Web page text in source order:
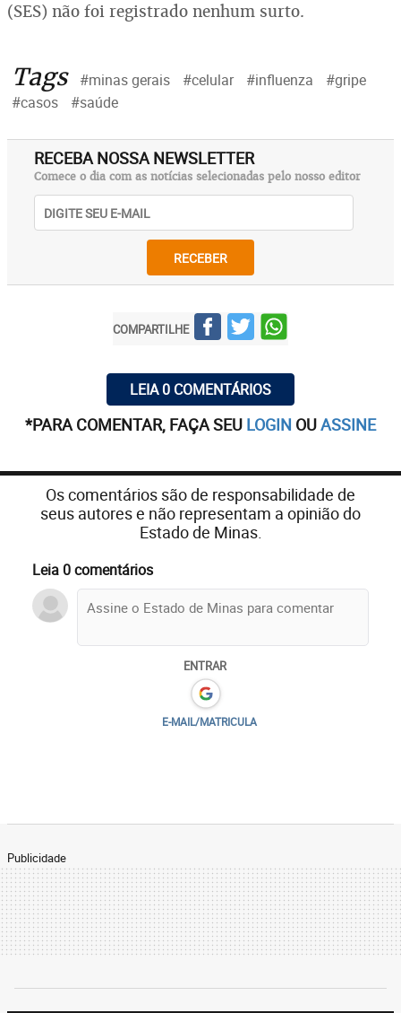
(SES) não foi registrado nenhum surto.
Tags #minas gerais #celular #influenza
#gripe
#casos
#saúde
RECEBA NOSSA NEWSLETTER
Comece o dia com as notícias selecionadas pelo nosso editor
RECEBER
COMPARTILHE
LEIA 0 COMENTÁRIOS
*PARA COMENTAR, FAÇA SEU LOGIN OUASSINE
Os comentários são de responsabilidade de
seus autores e não representam a opinião do
Estado de Minas.
Leia 0 comentários
ENTRAR
E-MAIL/MATRICULA
Publicidade